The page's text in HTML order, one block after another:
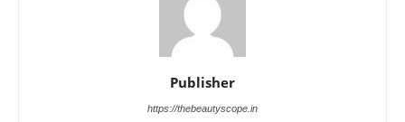
Publisher
https://thebeautyscope.in